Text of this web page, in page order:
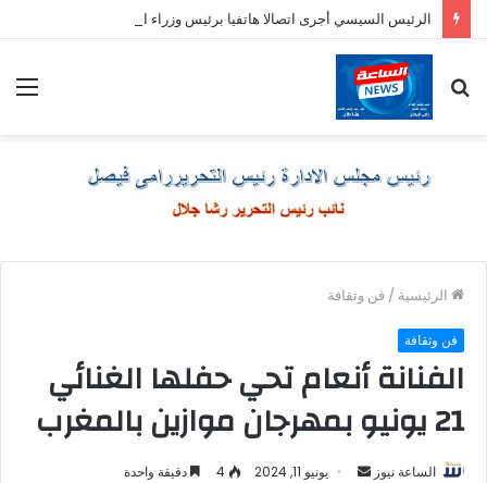
الرئيس السيسي أجرى اتصالا هاتفيا برئيس وزراء اليونان
عن
الرئيسية / فن وثقافة
فن وثقافة
الفنانة أنعام تحي حفلها الغنائي
21 يونيو بمهرجان موازين بالمغرب
الساعة نيوز
أرسل يونيو 11, 2024 4 دقيقة واحدة